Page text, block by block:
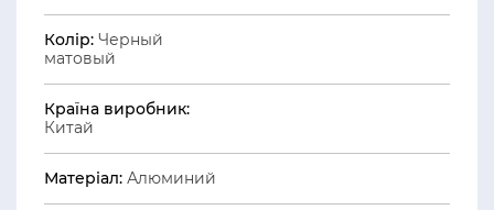
Колір: Черный
матовый
Країна виробник:
Китай
Матеріал: Алюминий